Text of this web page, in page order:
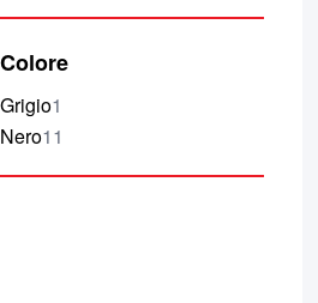
Colore
Grigio1
elemento
Nero11
elementi